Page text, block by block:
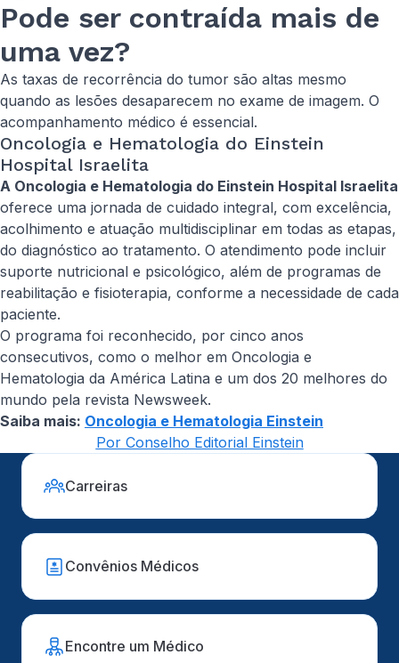
Pode ser contraída mais de
uma vez?
As taxas de recorrência do tumor são altas mesmo
quando as lesões desaparecem no exame de imagem. O
acompanhamento médico é essencial.
Oncologia e Hematologia do Einstein
Hospital Israelita
A Oncologia e Hematologia do Einstein Hospital Israelita
oferece uma jornada de cuidado integral, com excelência,
acolhimento e atuação multidisciplinar em todas as etapas,
do diagnóstico ao tratamento. O atendimento pode incluir
suporte nutricional e psicológico, além de programas de
reabilitação e fisioterapia, conforme a necessidade de cada
paciente.
O programa foi reconhecido, por cinco anos
consecutivos, como o melhor em Oncologia e
Hematologia da América Latina e um dos 20 melhores do
mundo pela revista Newsweek.
Saiba mais: Oncologia e Hematologia Einstein
Por Conselho Editorial Einstein
Carreiras
Convênios Médicos
Encontre um Médico